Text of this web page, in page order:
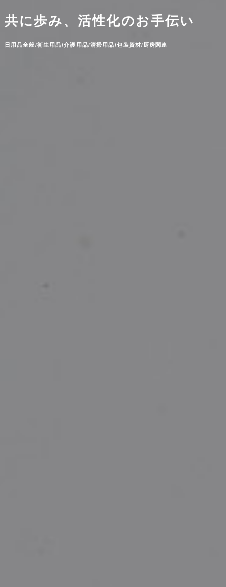
共に歩み、活性化のお手伝い
日用品全般/衛生用品/介護用品/清掃用品/包装資材/厨房関連